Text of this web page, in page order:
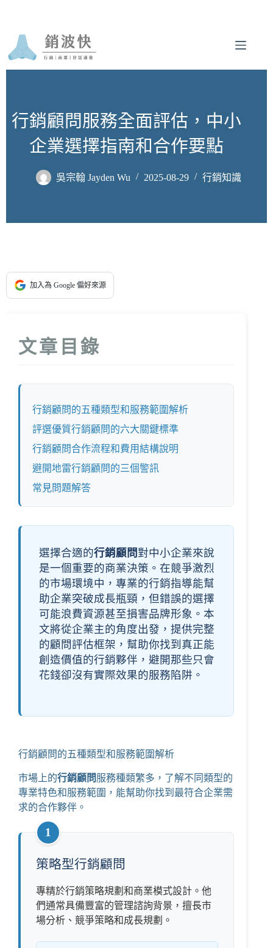
主
要
行銷顧問服務全面評估，中小
企業選擇指南和合作要點
吳宗翰 Jayden Wu 2025-08-29 行銷知識
加入為 Google 偏好來源
文章目錄
行銷顧問的五種類型和服務範圍解析
評選優質行銷顧問的六大關鍵標準
行銷顧問合作流程和費用結構說明
避開地雷行銷顧問的三個警訊
常見問題解答
選擇合適的行銷顧問對中小企業來說
是一個重要的商業決策。在競爭激烈
的市場環境中，專業的行銷指導能幫
助企業突破成長瓶頸，但錯誤的選擇
可能浪費資源甚至損害品牌形象。本
文將從企業主的角度出發，提供完整
的顧問評估框架，幫助你找到真正能
創造價值的行銷夥伴，避開那些只會
花錢卻沒有實際效果的服務陷阱。
行銷顧問的五種類型和服務範圍解析
市場上的行銷顧問服務種類繁多，了解不同類型的
專業特色和服務範圍，能幫助你找到最符合企業需
求的合作夥伴。
1
策略型行銷顧問
專精於行銷策略規劃和商業模式設計。他
們通常具備豐富的管理諮詢背景，擅長市
場分析、競爭策略和成長規劃。